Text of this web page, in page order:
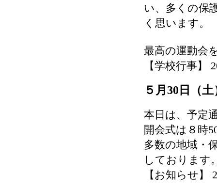
い、多くの保
く思います。
最高の運動会
【学校行事】
５月30日（
本日は、予定
開会式は８時
多数の地域・
しております
【お知らせ】